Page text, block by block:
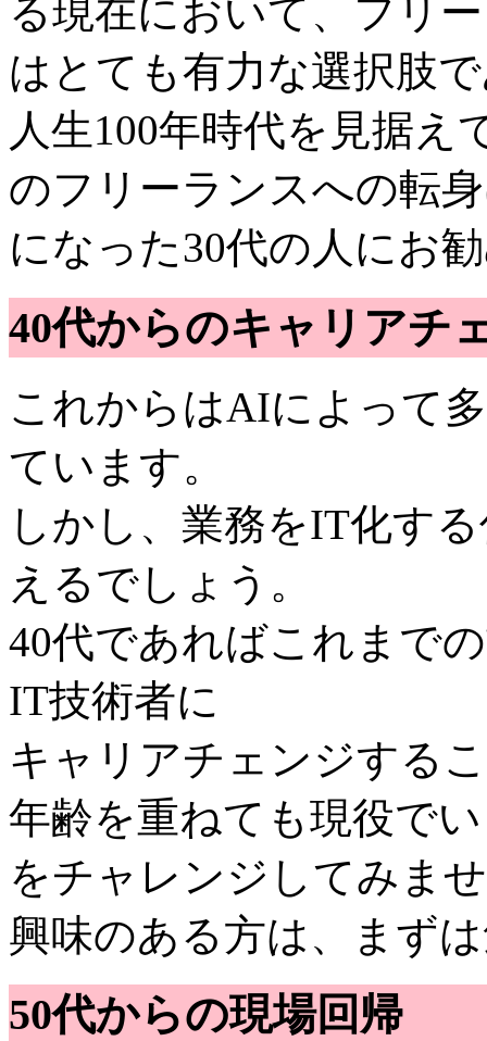
る現在において、フリ
はとても有力な選択肢
人生100年時代を見据え
のフリーランスへの転
になった30代の人にお
40代からのキャリアチ
これからはAIによって
ています。
しかし、業務をIT化す
えるでしょう。
40代であればこれまで
IT技術者に
キャリアチェンジする
年齢を重ねても現役で
をチャレンジしてみま
興味のある方は、まず
50代からの現場回帰